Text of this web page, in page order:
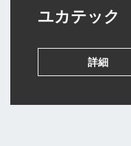
ユカテック
詳細